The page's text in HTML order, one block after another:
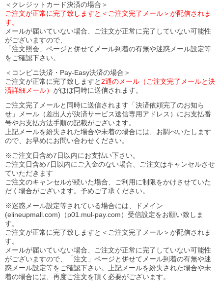
＜クレジットカード決済の場合＞
ご注文が正常に完了致しますと＜ご注文完了メール＞が配信されま
す。
メールが届いていない場合、ご注文が正常に完了していない可能性
がございますので、
「注文照会」ページと併せてメール到着の有無や迷惑メール設定等
をご確認下さい。
＜コンビニ決済・Pay-Easy決済の場合＞
ご注文が正常に完了致しますと 2通のメール（ご注文完了メールと決
済詳細メール） がほぼ同時に送信されます。
ご注文完了メールと同時に送信されます「決済依頼完了のお知ら
せ」メール（差出人が決済サービス送信専用アドレス）にお支払番
号やお支払方法手順の記載がございます。
上記メールを紛失された場合や未着の場合には、お調べいたします
ので、お早めにお問い合わせください。
※ご注文日含め7日以内にお支払い下さい。
ご注文日含め7日以内にご入金のない場合、ご注文はキャンセルさせ
ていただきます
ご注文のキャンセルが続いた場合、ご利用に制限をかけさせていた
だく場合がございます。予めご了承ください。
※迷惑メール設定等されている場合には、ドメイン
(elineupmall.com)（p01.mul-pay.com）受信設定をお願い致しま
す。
ご注文が正常に完了致しますと＜ご注文完了メール＞が配信されま
す。
メールが届いていない場合、ご注文が正常に完了していない可能性
がございますので、「注文」ページと併せてメール到着の有無や迷
惑メール設定等をご確認下さい。
上記メールを紛失された場合や未
着の場合には、再度ご注文を頂く必要がございます。